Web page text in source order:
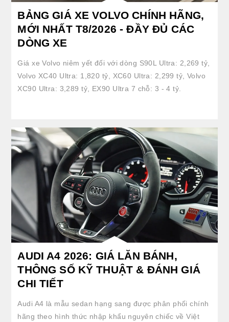
BẢNG GIÁ XE VOLVO CHÍNH HÃNG,
MỚI NHẤT T8/2026 - ĐẦY ĐỦ CÁC
DÒNG XE
Giá xe Volvo niêm yết đối với dòng S90L Ultra: 2,269 tỷ,
Volvo XC40 Ultra: 1,820 tỷ, XC60 Ultra: 2,299 tỷ, Volvo
XC90 Ultra: 3,289 tỷ, EX90 Ultra 7 chỗ: 3 - 4 tỷ.
AUDI A4 2026: GIÁ LĂN BÁNH,
THÔNG SỐ KỸ THUẬT & ĐÁNH GIÁ
CHI TIẾT
Audi A4 là mẫu sedan hạng sang được phân phối chính
hãng theo hình thức nhập khẩu nguyên chiếc về Việt